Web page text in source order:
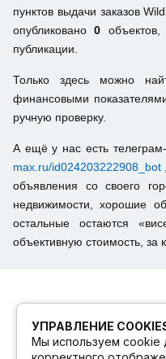
пунктов выдачи заказов
опубликовано0
публикации.
Только здесь можно
финансовыми
ручную проверку.
А ещё у нас есть
max.ru/id024203222908_bot
объявления со своего
недвижимости, хорошие
остальные остаются
объективную стоимость, за
УПРАВЛЕНИЕ
Мы используем cookie